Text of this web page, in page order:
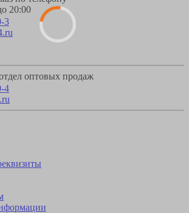
20:00
3
оптовых продаж
4